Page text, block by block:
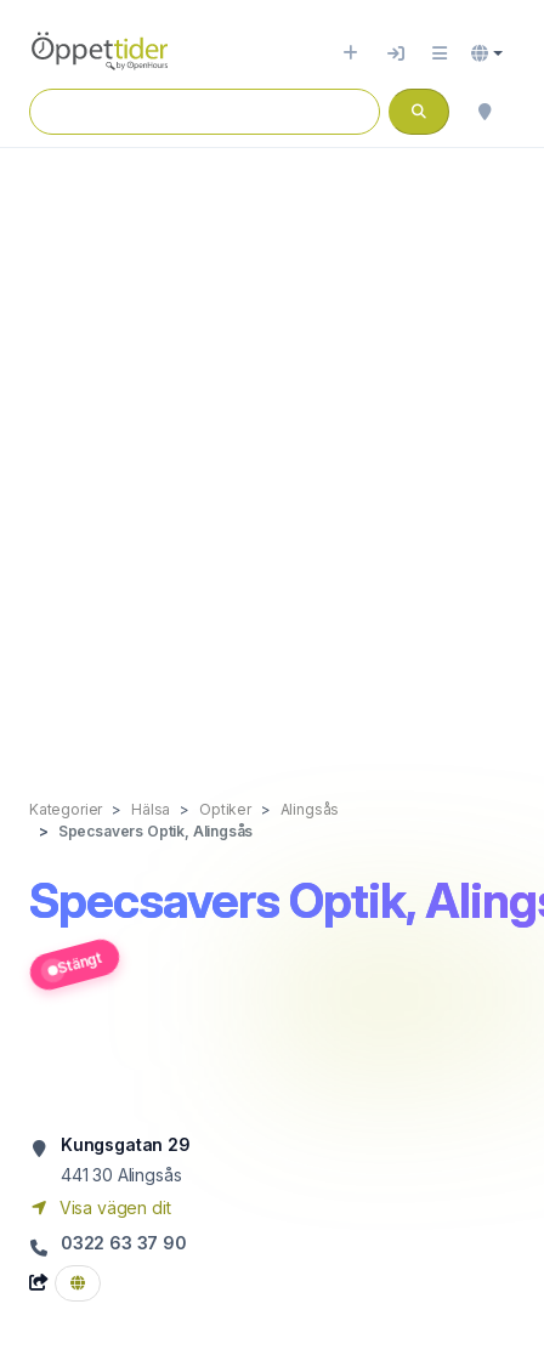
Kategorier Hälsa Optiker
Alingsås
Specsavers Optik, Alingsås
Specsavers Optik,
Stängt
Kungsgatan 29
441 30 Alingsås
Visa vägen dit
0322 63 37 90